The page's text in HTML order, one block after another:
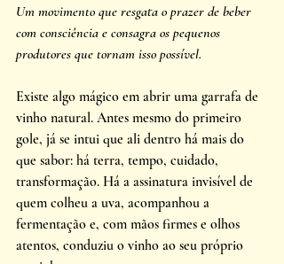
Um movimento que resgata o prazer de beber
com consciência e consagra os pequenos
produtores que tornam isso possível.
Existe algo mágico em abrir uma garrafa de
vinho natural. Antes mesmo do primeiro
gole, já se intui que ali dentro há mais do
que sabor: há terra, tempo, cuidado,
transformação. Há a assinatura invisível de
quem colheu a uva, acompanhou a
fermentação e, com mãos firmes e olhos
atentos, conduziu o vinho ao seu próprio